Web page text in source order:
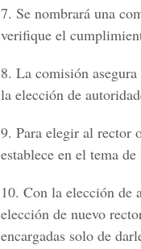
7. Se nombrará una
verifique el
8. La comisión
la elección de
9. Para elegir al rector
establece en el tema
10. Con la elección de
elección de nuevo
encargadas solo de